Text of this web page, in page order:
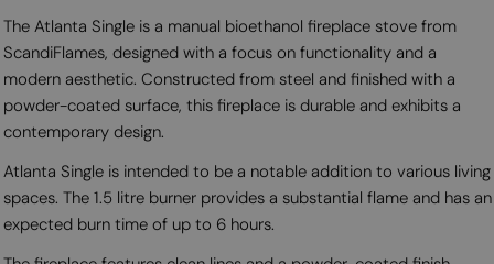
The Atlanta Single is a manual bioethanol fireplace stove from
ScandiFlames, designed with a focus on functionality and a
modern aesthetic. Constructed from steel and finished with a
powder-coated surface, this fireplace is durable and exhibits a
contemporary design.
Atlanta Single is intended to be a notable addition to various living
spaces. The 1.5 litre burner provides a substantial flame and has an
expected burn time of up to 6 hours.